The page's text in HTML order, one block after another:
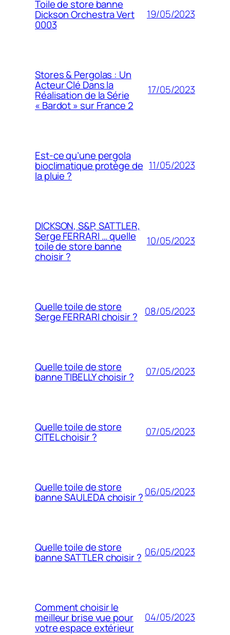
Toile de store banne
Dickson Orchestra Vert
0003
19/05/2023
Stores & Pergolas : Un
Acteur Clé Dans la
Réalisation de la Série
« Bardot » sur France 2
17/05/2023
Est-ce qu’une pergola
bioclimatique protège de
la pluie ?
11/05/2023
DICKSON, S&P, SATTLER,
Serge FERRARI … quelle
toile de store banne
choisir ?
10/05/2023
Quelle toile de store
Serge FERRARI choisir ? 08/05/2023
Quelle toile de store
banne TIBELLY choisir ? 07/05/2023
Quelle toile de store
CITEL choisir ? 07/05/2023
Quelle toile de store
banne SAULEDA choisir ?06/05/2023
Quelle toile de store
banne SATTLER choisir ? 06/05/2023
Comment choisir le
meilleur brise vue pour
votre espace extérieur
04/05/2023